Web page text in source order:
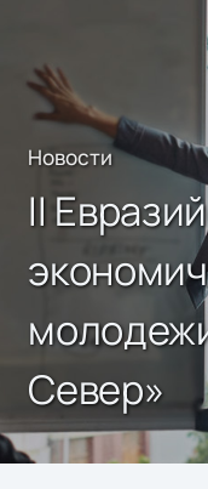
Новости
II
Север»